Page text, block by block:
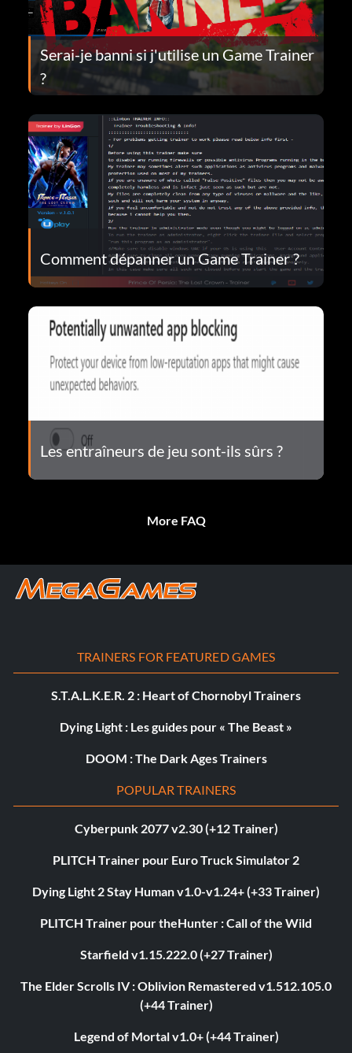
Serai-je banni si j'utilise un Game Trainer
?
Comment dépanner un Game Trainer ?
Les entraîneurs de jeu sont-ils sûrs ?
More FAQ
TRAINERS FOR FEATURED GAMES
S.T.A.L.K.E.R. 2 : Heart of Chornobyl Trainers
Dying Light : Les guides pour « The Beast »
DOOM : The Dark Ages Trainers
POPULAR TRAINERS
Cyberpunk 2077 v2.30 (+12 Trainer)
PLITCH Trainer pour Euro Truck Simulator 2
Dying Light 2 Stay Human v1.0-v1.24+ (+33 Trainer)
PLITCH Trainer pour theHunter : Call of the Wild
Starfield v1.15.222.0 (+27 Trainer)
The Elder Scrolls IV : Oblivion Remastered v1.512.105.0
(+44 Trainer)
Legend of Mortal v1.0+ (+44 Trainer)